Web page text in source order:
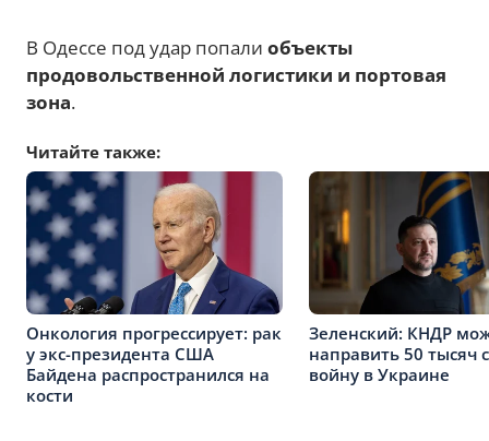
В Одессе под удар попали объекты
продовольственной логистики и портовая
зона.
Читайте также:
Онкология прогрессирует: рак
у экс-президента США
Байдена распространился на
кости
Зеленский: КНДР
направить 50 тысяч
войну в Украине